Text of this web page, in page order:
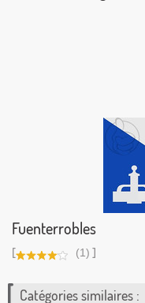
Fuenterrobles
[ (1) ]
Catégories similaires :